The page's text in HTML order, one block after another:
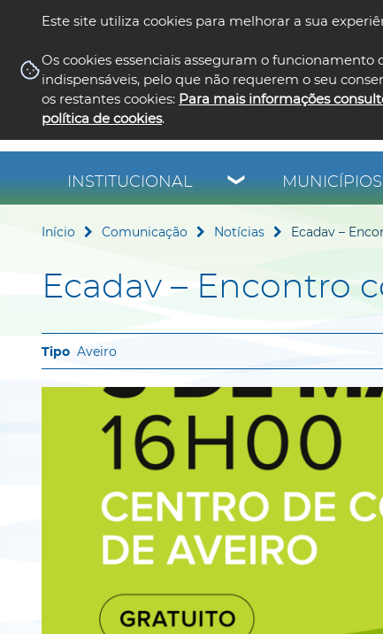
Este site utiliza cookies para melhorar a sua
Os cookies essenciais asseguram o funcionamento
indispensáveis, pelo que não requerem o seu
os restantes cookies: Para mais informações
política de cookies.
INSTITUCIONAL MUNICÍPIOS
Início Comunicação Notícias Ecadav –
Ecadav – Encontro
Aveiro